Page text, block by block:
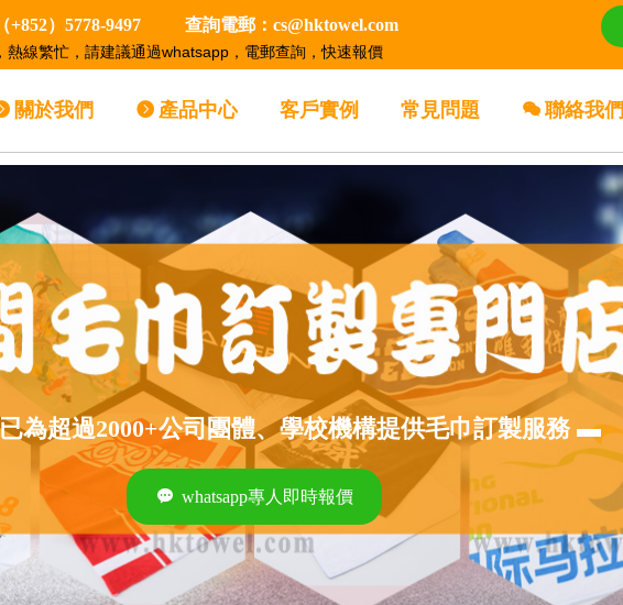
+852）5778-9497 查詢電郵：cs@hktowel.com
熱線繁忙，請建議通過whatsapp，電郵查詢，快速報價
為超過2000+公司團體、學校機構提供毛巾訂製服務 ▬
끁 whatsapp專人即時報價
關於我們 뀹 產品中心 客戶實例 常見問題 너聯絡我們